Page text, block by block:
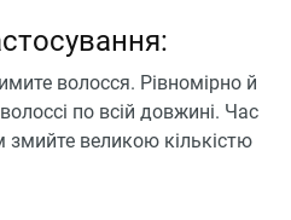
волосся. Рівномірно й
по всій довжині. Час
змийте великою кількістю